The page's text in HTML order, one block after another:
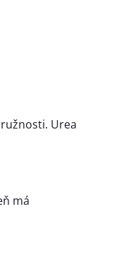
Urea
má